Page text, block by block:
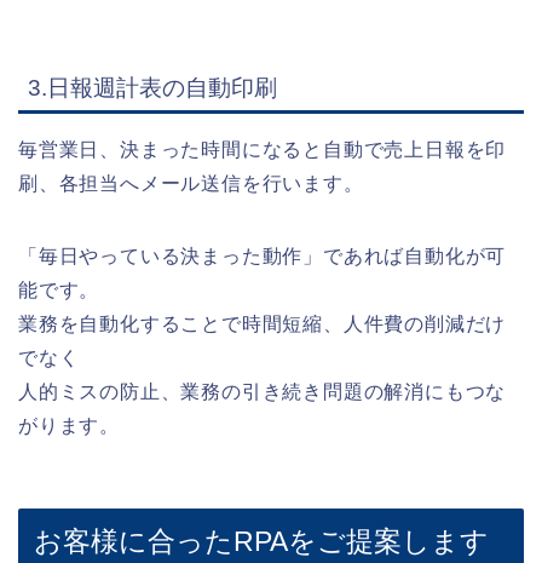
3.日報週計表の自動印刷
毎営業日、決まった時間になると自動で売上日報を印
刷、各担当へメール送信を行います。
「毎日やっている決まった動作」であれば自動化が可
能です。
業務を自動化することで時間短縮、人件費の削減だけ
でなく
人的ミスの防止、業務の引き続き問題の解消にもつな
がります。
お客様に合ったRPAをご提案します